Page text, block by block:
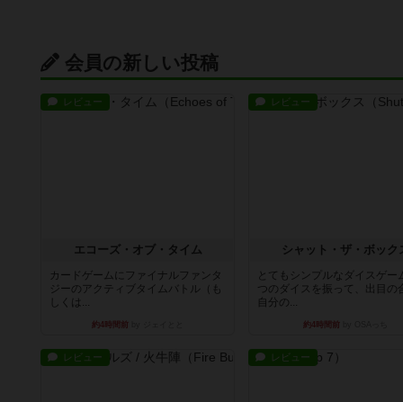
会員の新しい投稿
レビュー
エコーズ・オブ・タイム
カードゲームにファイナルファンタ
ジーのアクティブタイムバトル（も
しくは...
約4時間前
レビュー
シャット・ザ・ボック
とてもシンプルなダイスゲー
つのダイスを振って、出目の
自分の...
約4時間前
レビュー レビュー